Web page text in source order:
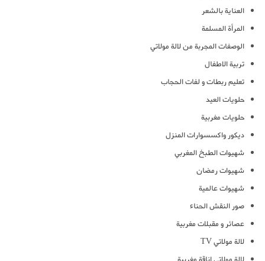
العناية بالشعر
المرأة المسلمة
الوصفات المجربة من لالة مولاتي
تربية الاطفال
تعليم ربطات و لفات الحجاب
حلويات العيد
حلويات مغربية
ديكور واكسسوارات المنزل
شهيوات الطبخ المغربي
شهيوات رمضان
شهيوات عالمية
صور النقش الحناء
عصائر و مقبلات مغربية
لالة مولاتي TV